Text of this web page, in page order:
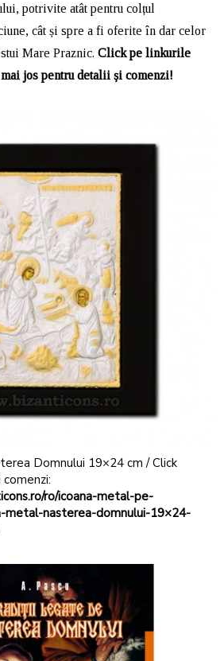
potrivite atât pentru colțul
cât și spre a fi oferite în dar celor
Mare Praznic.Click pe linkurile
jos pentru detalii și comenzi!
Domnului 19×24 cm / Click
ro/icoana-metal-pe-
metal-nasterea-domnului-19×24-